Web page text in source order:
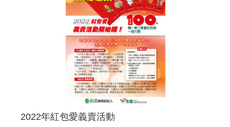
2022年紅包愛義賣活動